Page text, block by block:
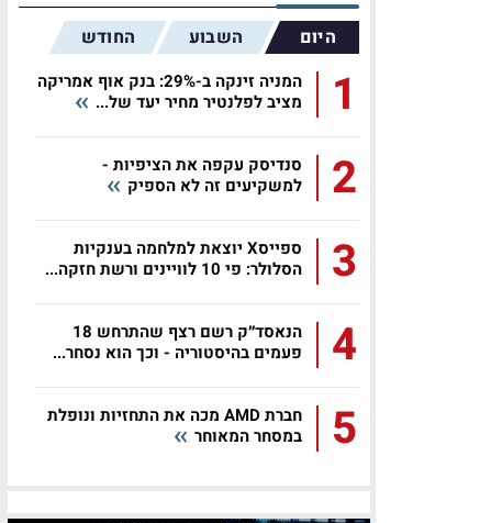
היום השבוע החודש
1
המניה זינקה ב-29%: בנק אוף אמריקה
מציב לפלנטיר מחיר יעד של...
2
סנדיסק עקפה את הציפיות -
למשקיעים זה לא הספיק
3
ספייסX יוצאת למלחמה בענקיות
הסלולר: פי 10 לוויינים ורשת חזקה...
4
הנאסד״ק רשם רצף שהתרחש 18
פעמים בהיסטוריה - וכך הוא נסחר...
5
חברת AMD מכה את התחזיות ונופלת
במסחר המאוחר